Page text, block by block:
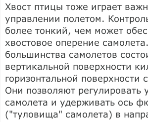
Хвост птицы тоже играет
управлении полетом.
более тонкий, чем может
хвостовое оперение
большинства самолетов
вертикальной поверхности
горизонтальной поверхности
Они позволяют регулировать
самолета и удерживать ось
("туловища" самолета) в